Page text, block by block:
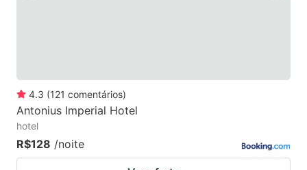
4.3 (121 comentários)
Antonius Imperial Hotel
hotel
R$128 /noite